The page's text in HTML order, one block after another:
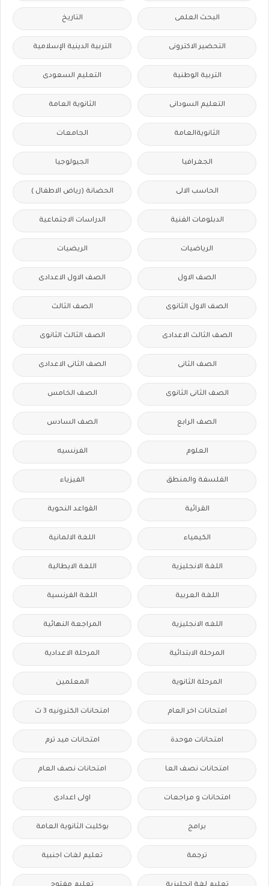
البحث العلمى التاريخ
التحضير الاكترونى التربية الدينية الإسلامية
التربية الوطنية التعليم السعودى
التعليم السودانى الثانوية العامة
الثانويةالعامة الجامعات
الجغرافيا الجيولوجيا
الحاسب الالى الحضانة (رياض الاطفال )
الدبلومات الفنية الدراسات الاجتماعية
الرياضيات الريضيات
الصف الاول الصف الاول الاعدادى
الصف الاول الثانوى الصف الثالث
الصف الثالث الاعدادى الصف الثالث الثانوى
الصف الثانى الصف الثانى الاعدادى
الصف الثانى الثانوى الصف الخامس
الصف الرابع الصف السادس
العلوم الفرنسيه
الفلسفة والمنطق الفيزياء
القرائية القواعد النحوية
الكيمياء اللغة الالمانية
اللغة الانجليزية اللغة الايطالية
اللغة العربية اللغة الفرنسية
اللغه الانجليزية المراجعة النهائية
المرحلة الابتدائية المرحلة الاعدادية
المرحلة الثانوية المعلمين
امتحانات اخر العام امتحانات الكترونيه 3 ث
امتحانات موحدة امتحانات ميد ترم
امتحانات نصف العا امتحانات نصف العام
امتحانات و مراجعات اولى اعدادى
برامج بوكليت الثانوية العامة
ترجمة تعليم لغات اجنبية